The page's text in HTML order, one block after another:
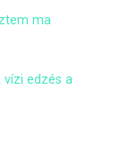
ma
vízi edzés a